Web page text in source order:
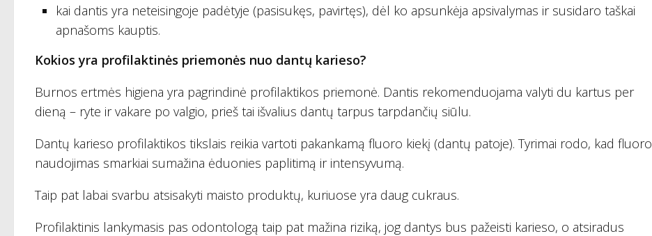
kai dantis yra neteisingoje padėtyje (pasisukęs, pavirtęs), dėl ko apsunkėja apsivalymas ir susidaro taškai
apnašoms kauptis.
Kokios yra profilaktinės priemonės nuo dantų karieso?
Burnos ertmės higiena yra pagrindinė profilaktikos priemonė. Dantis rekomenduojama valyti du kartus per
dieną – ryte ir vakare po valgio, prieš tai išvalius dantų tarpus tarpdančių siūlu.
Dantų karieso profilaktikos tikslais reikia vartoti pakankamą fluoro kiekį (dantų patoje). Tyrimai rodo, kad fluoro
naudojimas smarkiai sumažina ėduonies paplitimą ir intensyvumą.
Taip pat labai svarbu atsisakyti maisto produktų, kuriuose yra daug cukraus.
Profilaktinis lankymasis pas odontologą taip pat mažina riziką, jog dantys bus pažeisti karieso, o atsiradus